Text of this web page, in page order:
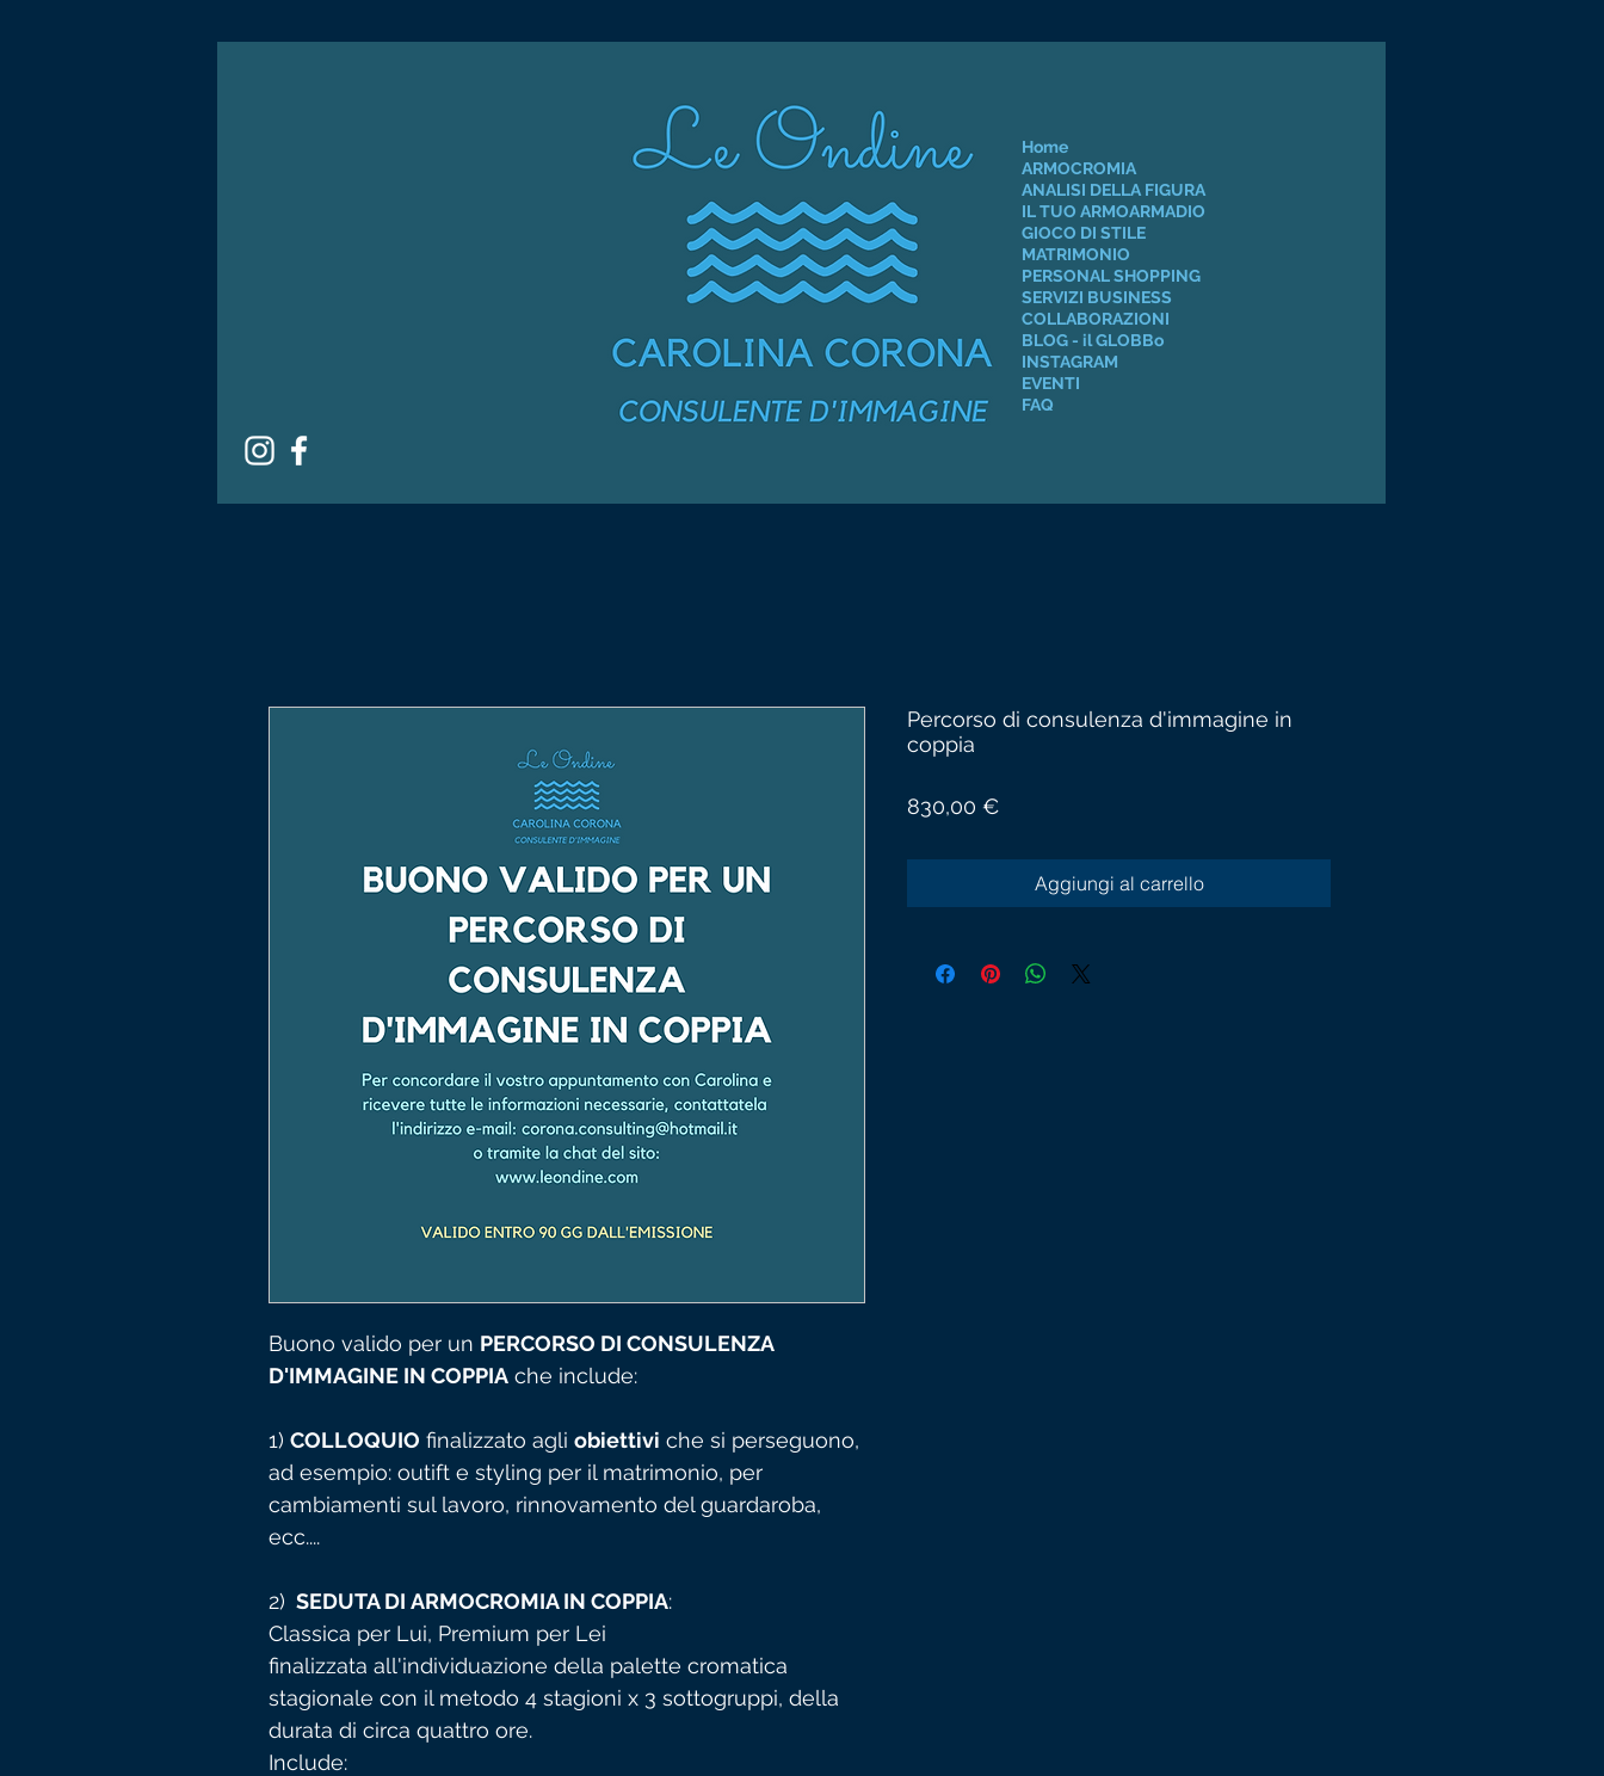
Home
ARMOCROMIA
ANALISI DELLA FIGURA
IL TUO ARMOARMADIO
GIOCO DI STILE
MATRIMONIO
PERSONAL SHOPPING
SERVIZI BUSINESS
COLLABORAZIONI
BLOG - il GLOBBo
INSTAGRAM
EVENTI
FAQ
Buono valido per un PERCORSO DI CONSULENZA
D'IMMAGINE IN COPPIA che include:
1) COLLOQUIO finalizzato agli obiettivi che si perseguono,
ad esempio: outift e styling per il matrimonio, per
cambiamenti sul lavoro, rinnovamento del guardaroba,
ecc....
2) SEDUTA DI ARMOCROMIA IN COPPIA:
Classica per Lui, Premium per Lei
finalizzata all'individuazione della palette cromatica
stagionale con il metodo 4 stagioni x 3 sottogruppi, della
durata di circa quattro ore.
Include:
Percorso di consulenza d'immagine in
coppia
830,00 €Prezzo
Aggiungi al carrello